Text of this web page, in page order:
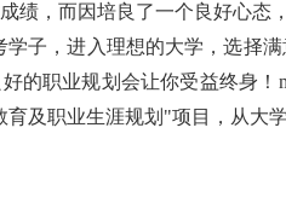
绩，而因培良了一个良好心态
学子，进入理想的大学，选择
的职业规划会让你受益终身！
及职业生涯规划"项目，从大